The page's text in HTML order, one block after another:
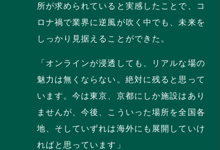
所が求められていると実感したことで、コ
ロナ禍で業界に逆風が吹く中でも、未来を
しっかり見据えることができた。
「オンラインが浸透しても、リアルな場の
魅力は無くならない。絶対に残ると思って
います。今は東京、京都にしか施設はあり
ませんが、今後、こういった場所を全国各
地、そしていずれは海外にも展開していけ
ればと思っています」